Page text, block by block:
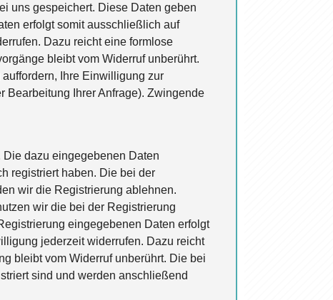
uns gespeichert. Diese Daten geben
erfolgt somit ausschließlich auf
Dazu reicht eine formlose
bleibt vom Widerruf unberührt.
Ihre Einwilligung zur
Bearbeitung Ihrer Anfrage). Zwingende
dazu eingegebenen Daten
registriert haben. Die bei der
wir die Registrierung ablehnen.
wir die bei der Registrierung
eingegebenen Daten erfolgt
jederzeit widerrufen. Dazu reicht
bleibt vom Widerruf unberührt. Die bei
sind und werden anschließend